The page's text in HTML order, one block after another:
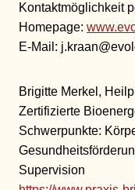
Kontaktmöglichkeit
Homepage:
E-Mail:
Brigitte Merkel,
Zertifizierte
Schwerpunkte:
Supervision